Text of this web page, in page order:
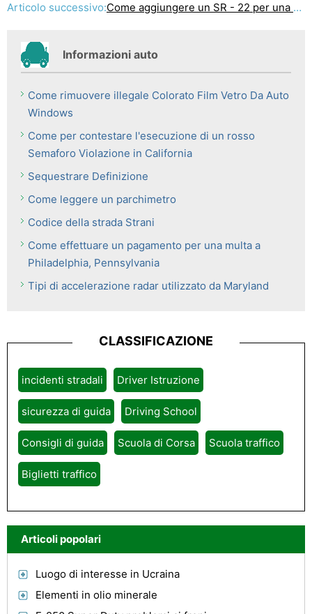
Articolo successivo:Come aggiungere un SR - 22 per una Politica Ho già
Informazioni auto
Come rimuovere illegale Colorato Film Vetro Da Auto
Windows
Come per contestare l'esecuzione di un rosso
Semaforo Violazione in California
Sequestrare Definizione
Come leggere un parchimetro
Codice della strada Strani
Come effettuare un pagamento per una multa a
Philadelphia, Pennsylvania
Tipi di accelerazione radar utilizzato da Maryland
CLASSIFICAZIONE
incidenti stradali Driver Istruzione
sicurezza di guida Driving School
Consigli di guida Scuola di Corsa Scuola traffico
Biglietti traffico
Articoli popolari
Luogo di interesse in Ucraina
Elementi in olio minerale